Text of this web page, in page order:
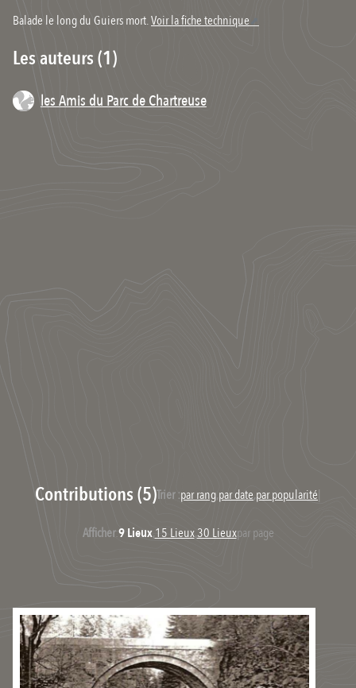
Balade le long du Guiers mort.Voir la fiche technique
Les auteurs (1)
les Amis du Parc de Chartreuse
Contributions (5)Trier :par rang,par date,par popularité|
Afficher:9 Lieux,15 Lieux,30 Lieuxpar page